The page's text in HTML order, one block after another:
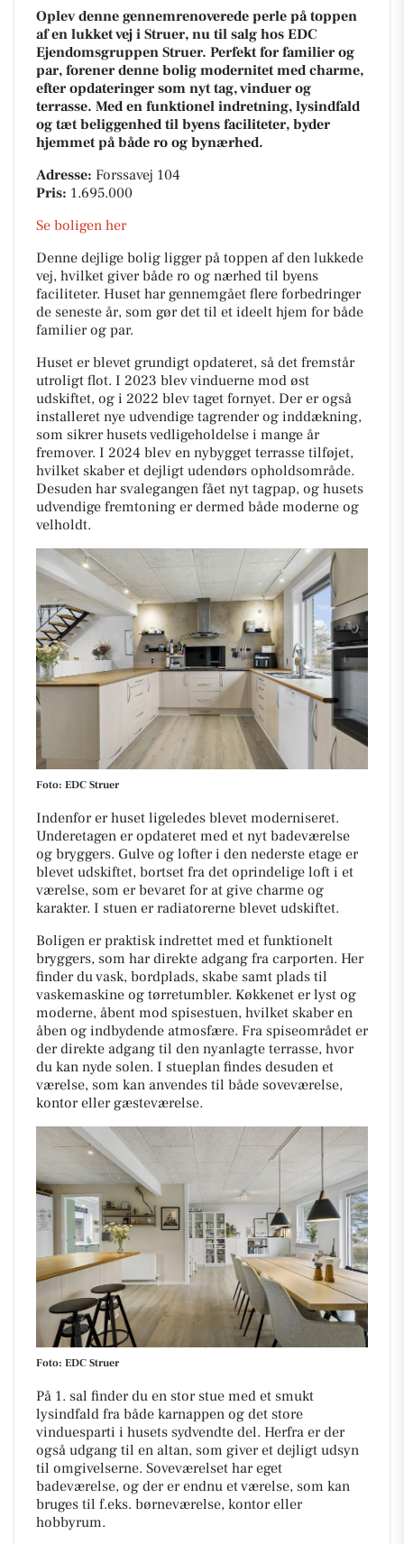
Oplev denne gennemrenoverede perle på toppen
af en lukket vej i Struer, nu til salg hos EDC
Ejendomsgruppen Struer. Perfekt for familier og
par, forener denne bolig modernitet med charme,
efter opdateringer som nyt tag, vinduer og
terrasse. Med en funktionel indretning, lysindfald
og tæt beliggenhed til byens faciliteter, byder
hjemmet på både ro og bynærhed.
Adresse: Forssavej 104
Pris: 1.695.000
Se boligen her
Denne dejlige bolig ligger på toppen af den lukkede
vej, hvilket giver både ro og nærhed til byens
faciliteter. Huset har gennemgået flere forbedringer
de seneste år, som gør det til et ideelt hjem for både
familier og par.
Huset er blevet grundigt opdateret, så det fremstår
utroligt flot. I 2023 blev vinduerne mod øst
udskiftet, og i 2022 blev taget fornyet. Der er også
installeret nye udvendige tagrender og inddækning,
som sikrer husets ved­li­ge­hol­del­se i mange år
fremover. I 2024 blev en nybygget terrasse tilføjet,
hvilket skaber et dejligt udendørs opholdsområde.
Desuden har svalegangen fået nyt tagpap, og husets
udvendige fremtoning er dermed både moderne og
velholdt.
Foto: EDC Struer
Indenfor er huset ligeledes blevet moderniseret.
Underetagen er opdateret med et nyt badeværelse
og bryggers. Gulve og lofter i den nederste etage er
blevet udskiftet, bortset fra det oprindelige loft i et
værelse, som er bevaret for at give charme og
karakter. I stuen er radiatorerne blevet udskiftet.
Boligen er praktisk indrettet med et funktionelt
bryggers, som har direkte adgang fra carporten. Her
finder du vask, bordplads, skabe samt plads til
vaskemaskine og tørretumbler. Køkkenet er lyst og
moderne, åbent mod spisestuen, hvilket skaber en
åben og indbydende atmosfære. Fra spiseområdet er
der direkte adgang til den nyanlagte terrasse, hvor
du kan nyde solen. I stueplan findes desuden et
værelse, som kan anvendes til både soveværelse,
kontor eller gæsteværelse.
Foto: EDC Struer
På 1. sal finder du en stor stue med et smukt
lysindfald fra både karnappen og det store
vinduesparti i husets sydvendte del. Herfra er der
også udgang til en altan, som giver et dejligt udsyn
til omgivelserne. Soveværelset har eget
badeværelse, og der er endnu et værelse, som kan
bruges til f.eks. børneværelse, kontor eller
hobbyrum.